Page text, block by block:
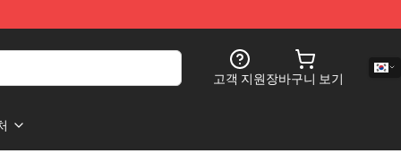
고객 지원장바구니 보기